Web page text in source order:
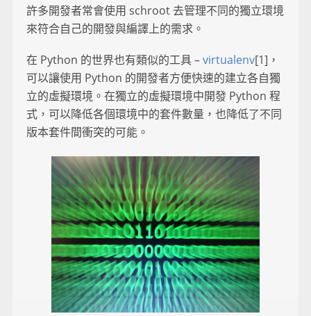
許多開發者常會使用 schroot 去管理不同的獨立環境
來符合自己的開發與編譯上的需求。
在 Python 的世界也有類似的工具 –virtualenv[1]，
可以讓使用 Python 的開發者方便快速的建立各自獨
立的虛擬環境。在獨立的虛擬環境中開發 Python 程
式，可以降低各個環境中的套件數量，也降低了不同
版本套件間衝突的可能。